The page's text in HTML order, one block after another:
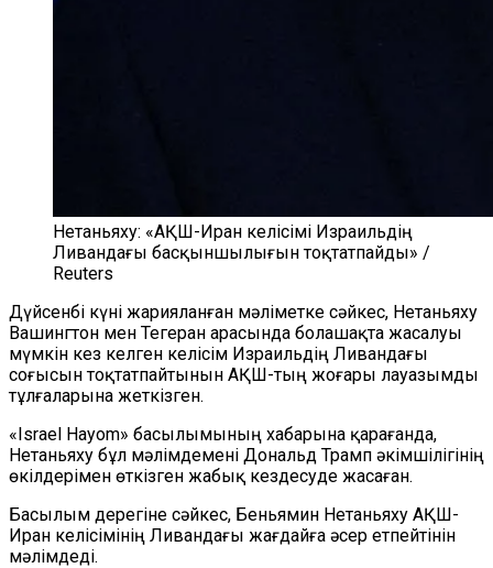
Нетаньяху: «АҚШ-Иран келісімі Израильдің
Ливандағы басқыншылығын тоқтатпайды» /
Reuters
Дүйсенбі күні жарияланған мәліметке сәйкес, Нетаньяху
Вашингтон мен Тегеран арасында болашақта жасалуы
мүмкін кез келген келісім Израильдің Ливандағы
соғысын тоқтатпайтынын АҚШ-тың жоғары лауазымды
тұлғаларына жеткізген.
«Israel Hayom» басылымының хабарына қарағанда,
Нетаньяху бұл мәлімдемені Дональд Трамп әкімшілігінің
өкілдерімен өткізген жабық кездесуде жасаған.
Басылым дерегіне сәйкес, Беньямин Нетаньяху АҚШ-
Иран келісімінің Ливандағы жағдайға әсер етпейтінін
мәлімдеді.